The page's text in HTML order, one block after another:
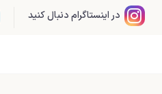
در اینستاگرام دنبال کنید